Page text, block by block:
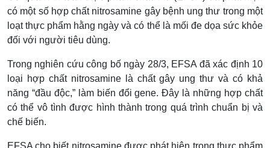
có một số hợp chất nitrosamine gây bệnh ung thư trong một
loạt thực phẩm hằng ngày và có thể là mối đe dọa sức khỏe
đối với người tiêu dùng.
Trong nghiên cứu công bố ngày 28/3, EFSA đã xác định 10
loại hợp chất nitrosamine là chất gây ung thư và có khả
năng “đầu độc,” làm biến đổi gene. Đây là những hợp chất
có thể vô tình được hình thành trong quá trình chuẩn bị và
chế biến.
EFSA cho biết nitrosamine được phát hiện trong thực phẩm